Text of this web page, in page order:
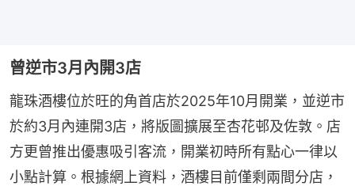
曾逆市3月內開3店
龍珠酒樓位於旺的角首店於2025年10月開業，並逆市
於約3月內連開3店，將版圖擴展至杏花邨及佐敦。店
方更曾推出優惠吸引客流，開業初時所有點心一律以
小點計算。根據網上資料，酒樓目前僅剩兩間分店，